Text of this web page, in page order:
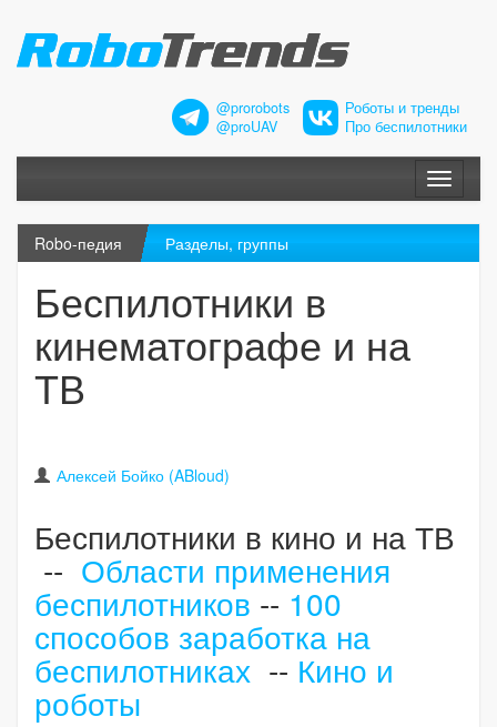
@prorobots
@proUAV
Роботы и тренды
Про беспилотники
Меню
Robo-педия Разделы, группы
Беспилотники в
кинематографе и на
ТВ
Алексей Бойко (ABloud)
Беспилотники в кино и на ТВ
-- Области применения
беспилотников -- 100
способов заработка на
беспилотниках -- Кино и
роботы